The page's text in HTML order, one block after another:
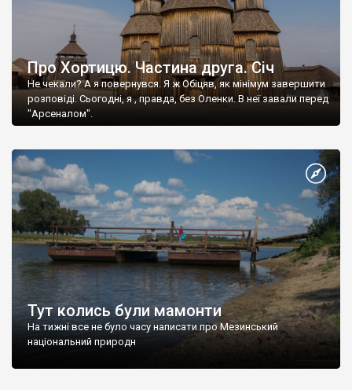
Про Хортицю. Частина друга. Січ
Не чекали? А я повернувся. Я ж Обіцяв, як мінімум завершити
розповіді. Сьогодні, я , правда, без Оленки. В неї завали перед
"Арсеналом".
Тут колись були мамонти
На тижні все не було часу написати про Мезинський
національний природн